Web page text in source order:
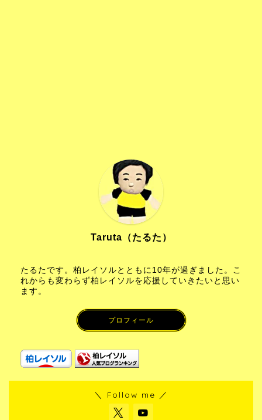
Taruta（たるた）
たるたです。柏レイソルとともに10年が過ぎました。こ
れからも変わらず柏レイソルを応援していきたいと思い
ます。
プロフィール
＼ Follow me ／